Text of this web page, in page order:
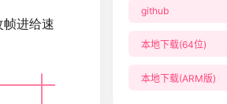
帧进给速
github
本地下载(64位)
本地下载(ARM版)